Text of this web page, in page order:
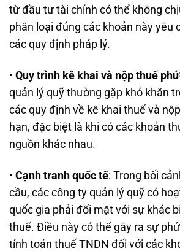
từ đầu tư tài chính có thể không
phân loại đúng các khoản này yêu
các quy định pháp lý.
• Quy trình kê khai và nộp thuế
quản lý quỹ thường gặp khó khăn
các quy định về kê khai thuế và
hạn, đặc biệt là khi có các khoản
nguồn khác nhau.
• Cạnh tranh quốc tế: Trong bối
cầu, các công ty quản lý quỹ có
quốc gia phải đối mặt với sự khác
thuế. Điều này có thể gây ra sự
tính toán thuế TNDN đối với các